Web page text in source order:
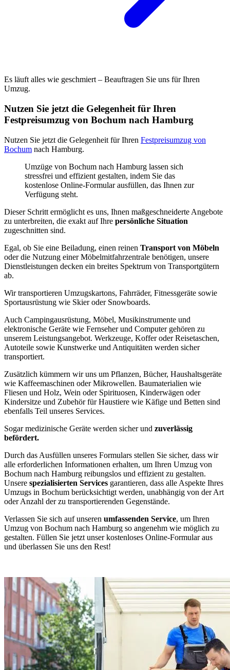
Es läuft alles wie geschmiert – Beauftragen Sie uns für Ihren
Umzug.
Nutzen Sie jetzt die Gelegenheit für Ihren
Festpreisumzug von Bochum nach Hamburg
Nutzen Sie jetzt die Gelegenheit für Ihren Festpreisumzug von
Bochum nach Hamburg.
Umzüge von Bochum nach Hamburg lassen sich
stressfrei und effizient gestalten, indem Sie das
kostenlose Online-Formular ausfüllen, das Ihnen zur
Verfügung steht.
Dieser Schritt ermöglicht es uns, Ihnen maßgeschneiderte Angebote
zu unterbreiten, die exakt auf Ihre persönliche Situation
zugeschnitten sind.
Egal, ob Sie eine Beiladung, einen reinen Transport von Möbeln
oder die Nutzung einer Möbelmitfahrzentrale benötigen, unsere
Dienstleistungen decken ein breites Spektrum von Transportgütern
ab.
Wir transportieren Umzugskartons, Fahrräder, Fitnessgeräte sowie
Sportausrüstung wie Skier oder Snowboards.
Auch Campingausrüstung, Möbel, Musikinstrumente und
elektronische Geräte wie Fernseher und Computer gehören zu
unserem Leistungsangebot. Werkzeuge, Koffer oder Reisetaschen,
Autoteile sowie Kunstwerke und Antiquitäten werden sicher
transportiert.
Zusätzlich kümmern wir uns um Pflanzen, Bücher, Haushaltsgeräte
wie Kaffeemaschinen oder Mikrowellen. Baumaterialien wie
Fliesen und Holz, Wein oder Spirituosen, Kinderwägen oder
Kindersitze und Zubehör für Haustiere wie Käfige und Betten sind
ebenfalls Teil unseres Services.
Sogar medizinische Geräte werden sicher und zuverlässig
befördert.
Durch das Ausfüllen unseres Formulars stellen Sie sicher, dass wir
alle erforderlichen Informationen erhalten, um Ihren Umzug von
Bochum nach Hamburg reibungslos und effizient zu gestalten.
Unsere spezialisierten Services garantieren, dass alle Aspekte Ihres
Umzugs in Bochum berücksichtigt werden, unabhängig von der Art
oder Anzahl der zu transportierenden Gegenstände.
Verlassen Sie sich auf unseren umfassenden Service, um Ihren
Umzug von Bochum nach Hamburg so angenehm wie möglich zu
gestalten. Füllen Sie jetzt unser kostenloses Online-Formular aus
und überlassen Sie uns den Rest!